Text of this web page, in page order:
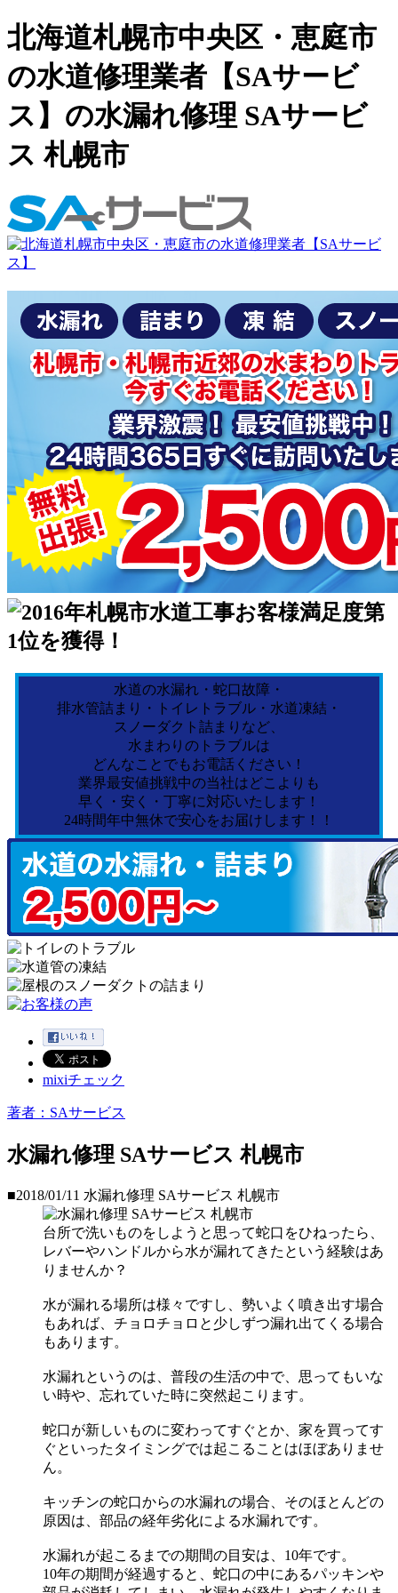
北海道札幌市中央区・恵庭市
の水道修理業者【SAサービ
ス】の水漏れ修理 SAサービ
ス 札幌市
水道の水漏れ・蛇口故障・
排水管詰まり・トイレトラブル・水道凍結・
スノーダクト詰まりなど、
水まわりのトラブルは
どんなことでもお電話ください！
業界最安値挑戦中の当社はどこよりも
早く・安く・丁寧に対応いたします！
24時間年中無休で安心をお届けします！！
mixiチェック
著者：SAサービス
水漏れ修理 SAサービス 札幌市
■2018/01/11 水漏れ修理 SAサービス 札幌市
台所で洗いものをしようと思って蛇口をひねったら、
レバーやハンドルから水が漏れてきたという経験はあ
りませんか？
水が漏れる場所は様々ですし、勢いよく噴き出す場合
もあれば、チョロチョロと少しずつ漏れ出てくる場合
もあります。
水漏れというのは、普段の生活の中で、思ってもいな
い時や、忘れていた時に突然起こります。
蛇口が新しいものに変わってすぐとか、家を買ってす
ぐといったタイミングでは起こることはほぼありませ
ん。
キッチンの蛇口からの水漏れの場合、そのほとんどの
原因は、部品の経年劣化による水漏れです。
水漏れが起こるまでの期間の目安は、10年です。
10年の期間が経過すると、蛇口の中にあるパッキンや